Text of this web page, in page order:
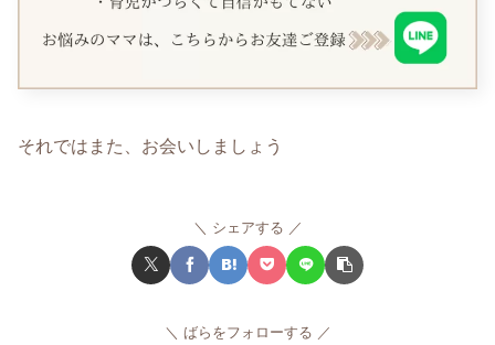
それではまた、お会いしましょう
シェアする
ばらをフォローする